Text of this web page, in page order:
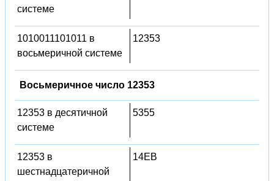
системе
1010011101011 в
восьмеричной системе
12353
Восьмеричное число 12353
12353 в десятичной
системе
5355
12353 в
шестнадцатеричной
14EB